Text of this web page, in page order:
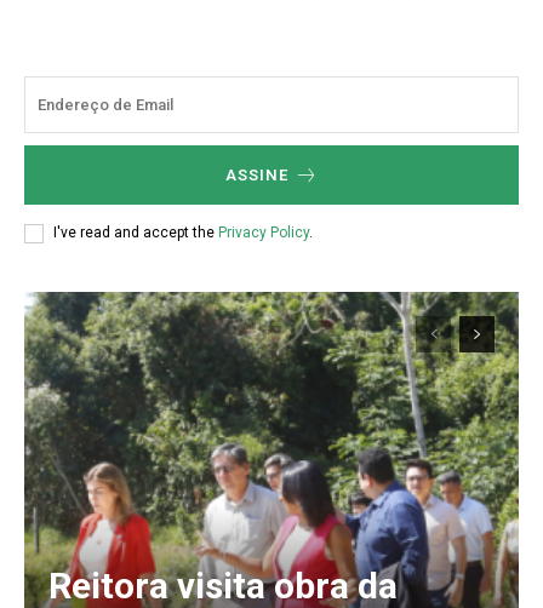
ASSINE
I've read and accept the Privacy Policy.
Reitora visita obra da